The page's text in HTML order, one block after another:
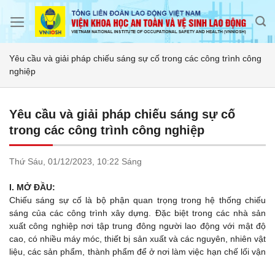
Yêu cầu và giải pháp chiếu sáng sự cố trong các công trình công
nghiệp
Yêu cầu và giải pháp chiếu sáng sự cố
trong các công trình công nghiệp
Thứ Sáu, 01/12/2023, 10:22 Sáng
I. MỞ ĐẦU:
Chiếu sáng sự cố là bộ phận quan trọng trong hệ thống chiếu
sáng của các công trình xây dựng. Đặc biệt trong các nhà sản
xuất công nghiệp nơi tập trung đông người lao động với mật độ
cao, có nhiều máy móc, thiết bị sản xuất và các nguyên, nhiên vật
liệu, các sản phẩm, thành phẩm để ở nơi làm việc hạn chế lối vận